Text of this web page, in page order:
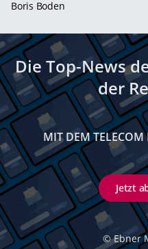
Boris Boden
Die Top-News
der
MIT DEM TELECOM
Jetzt
© Ebner